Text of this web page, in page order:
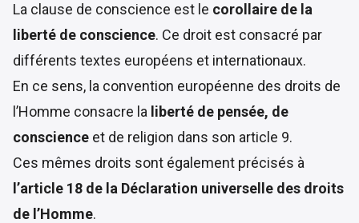
La clause de conscience est le corollaire de la
liberté de conscience. Ce droit est consacré par
différents textes européens et internationaux.
En ce sens, la convention européenne des droits de
l’Homme consacre la liberté de pensée, de
conscience et de religion dans son article 9.
Ces mêmes droits sont également précisés à
l’article 18 de la Déclaration universelle des droits
de l’Homme.